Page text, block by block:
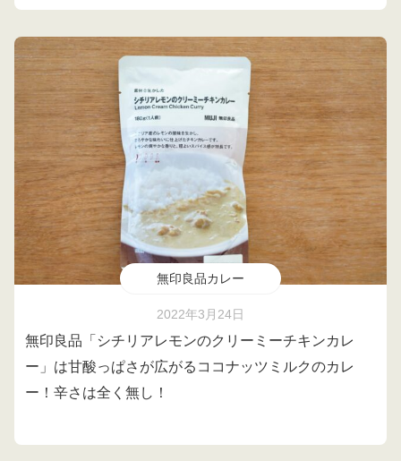
無印良品カレー
2022年3月24日
無印良品「シチリアレモンのクリーミーチキンカレ
ー」は甘酸っぱさが広がるココナッツミルクのカレ
ー！辛さは全く無し！